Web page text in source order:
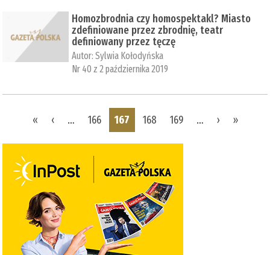
Homozbrodnia czy homospektakl? Miasto
zdefiniowane przez zbrodnię, teatr
definiowany przez tęczę
Autor:Sylwia Kołodyńska
Nr 40 z 2 października 2019
« ‹ … 166 167 168 169 … › »